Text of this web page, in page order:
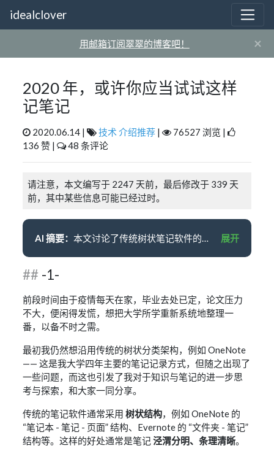
idealclover
用邮箱订阅翠翠的博客吧！ ×
2020 年，或许你应当试试这样
记笔记
2020.06.14 | 技术介绍推荐 |
76527 浏览 |
136 赞 |
48 条评论
请注意，本文编写于 2247 天前，最后修改于 339 天
前，其中某些信息可能已经过时。
AI 摘要： 本文讨论了传统树状笔记软件的问题，如难以分类跨学科知识、限制知识间的关联与扩展等。作者介绍了 zettelkasten 笔记法，即卡片盒笔记法，通过卡片间的互相引用，将不同领域的知识相互连结，建立系统化的知识。作者推荐了两款支持双向链接的笔记软件：Roam Research 和 Obsidian.md。最后，作者强调了做笔记的三个要点：互相连结、定期回顾和从现在开始。 展开
-1-
前段时间由于疫情每天在家，毕业去处已定，论文压力
不大，便闲得发慌，想把大学所学重新系统地整理一
番，以备不时之需。
最初我仍然想沿用传统的树状分类架构，例如 OneNote
—— 这是我大学四年主要的笔记记录方式，但随之出现了
一些问题，而这也引发了我对于知识与笔记的进一步思
考与探索，和大家一同分享。
传统的笔记软件通常采用树状结构，例如 OneNote 的
“笔记本 - 笔记 - 页面” 结构、Evernote 的 “文件夹 - 笔记”
结构等。这样的好处通常是笔记泾渭分明、条理清晰。